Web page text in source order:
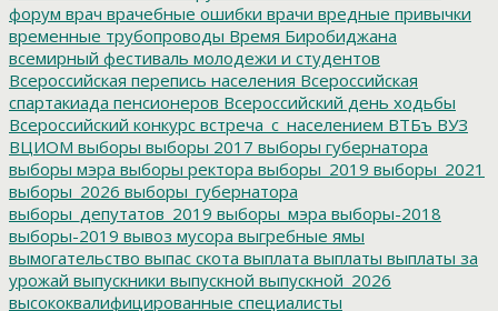
форум врач врачебные ошибки врачи вредные привычки
временные трубопроводы Время Биробиджана
всемирный фестиваль молодежи и студентов
Всероссийская перепись населения Всероссийская
спартакиада пенсионеров Всероссийский день ходьбы
Всероссийский конкурс встреча_с_населением ВТБъ ВУЗ
ВЦИОМ выборы выборы 2017 выборы губернатора
выборы мэра выборы ректора выборы_2019 выборы_2021
выборы_2026 выборы_губернатора
выборы_депутатов_2019 выборы_мэра выборы-2018
выборы-2019 вывоз мусора выгребные ямы
вымогательство выпас скота выплата выплаты выплаты за
урожай выпускники выпускной выпускной_2026
высококвалифицированные специалисты